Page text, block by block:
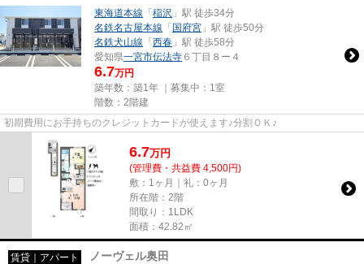
東海道本線 「 稲沢 」駅 徒歩34分
名鉄名古屋本線 「 国府宮 」駅 徒歩50分
名鉄犬山線 「 西春 」駅 徒歩58分
愛知県一宮市伝法寺 ６丁目８ー４
6.7万円
築年数：築1年 ｜募集中： 1室
階数：2階建
初期費用にお手持ちのクレジットカードが使えます♪分割ＯＫ♪
6.7万円
(管理費・共益費 4,500円)
敷：1ヶ月｜礼：0ヶ月
所在階：2階
間取り：1LDK
面積：42.82㎡
賃貸｜アパート ノーヴェル奥田